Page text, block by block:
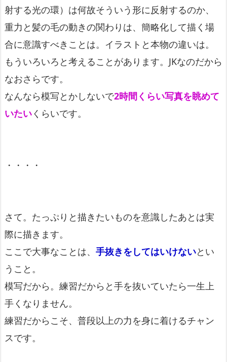
射する光の環）は何故そういう形に反射するのか、
重力と髪の毛の動きの関わりは、簡略化して描く場
合に意識すべきことは。イラストと本物の違いは。
もういろいろと考えることがあります。JKなのだから
なおさらです。
なんなら模写とかしないで2時間くらい写真を眺めて
いたいくらいです。
・・・・
さて。たっぷりと描きたいものを意識したあとは実
際に描きます。
ここで大事なことは、 手抜きをしてはいけないとい
うこと。
模写だから。練習だからと手を抜いていたら一生上
手くなりません。
練習だからこそ、普段以上の力を身に着けるチャン
スです。